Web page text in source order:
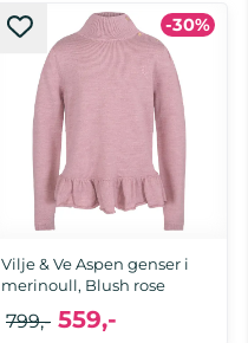
-30%
Vilje & Ve Aspen genser i
merinoull, Blush rose
559,-
799,-